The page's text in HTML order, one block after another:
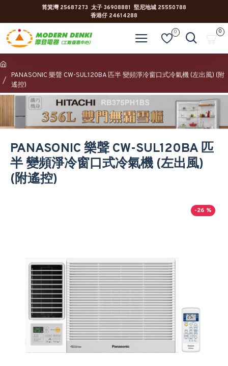
筲箕灣 25687273 太子 36908881 堅尼地城 25550788
香港仔 24614288
0 0
PANASONIC 樂聲 CW-SUL120BA 匹半 變頻淨冷窗口式冷氣機 (左出風) (附
遙控)
PANASONIC 樂聲 CW-SUL120BA 匹
半 變頻淨冷窗口式冷氣機 (左出風)
(附遙控)
-26 %